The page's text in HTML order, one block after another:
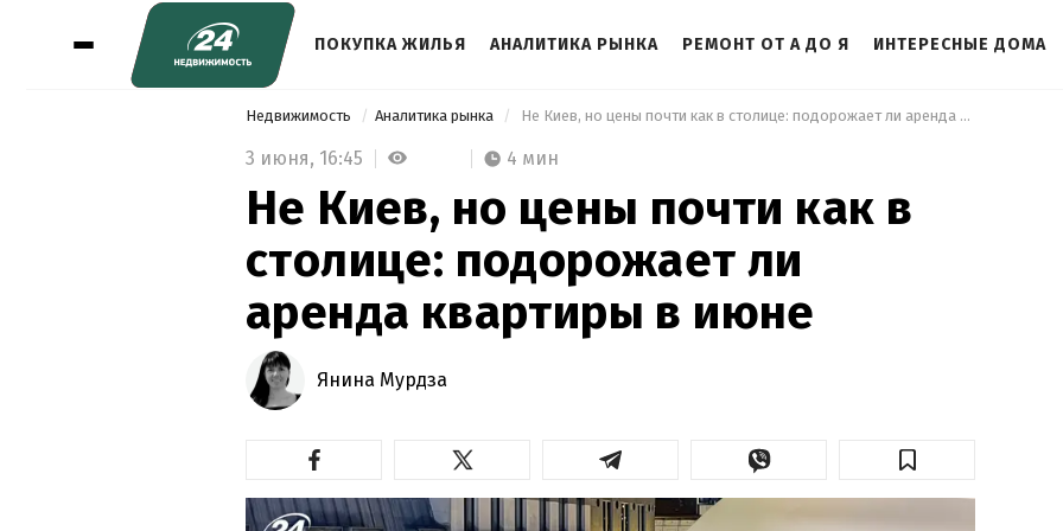
ПОКУПКА ЖИЛЬЯ АНАЛИТИКА РЫНКА РЕМОНТ ОТ А ДО Я ИНТЕРЕСНЫЕ ДОМА
Недвижимость Аналитика рынка Не Киев, но цены почти как в столице: подорожает ли аренда квартиры в июне
3 июня, 16:45 4 мин
Не Киев, но цены почти как в
столице: подорожает ли
аренда квартиры в июне
Янина Мурдза